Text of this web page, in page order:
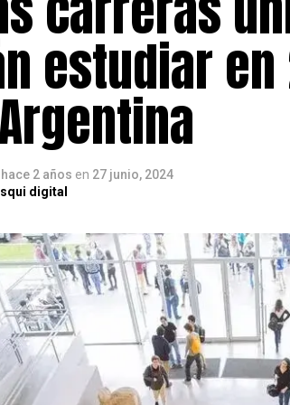
estudiar
hace 2 años en 27 junio, 2024
digital